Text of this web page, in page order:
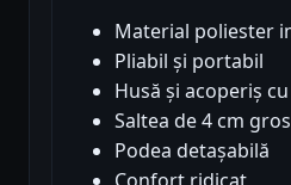
Material poliester
Pliabil și portabil
Husă și acoperiș
Saltea de 4 cm
Podea detașabilă